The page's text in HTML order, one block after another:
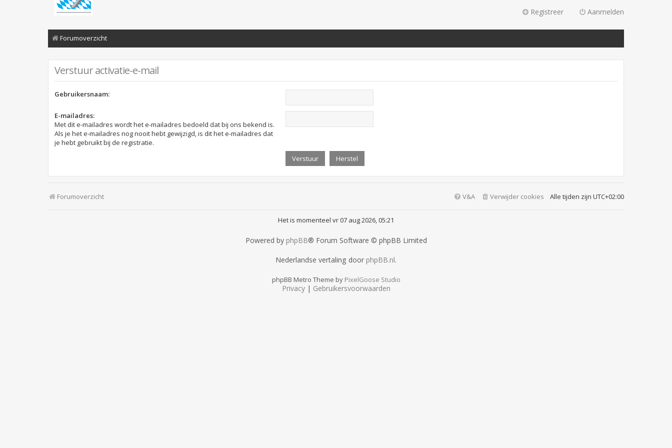
Aanmelden
Registreer
Forumoverzicht
Verstuur activatie-e-mail
Gebruikersnaam:
E-mailadres:
Met dit e-mailadres wordt het e-mailadres bedoeld dat bij ons bekend is.
Als je het e-mailadres nog nooit hebt gewijzigd, is dit het e-mailadres dat
je hebt gebruikt bij de registratie.
Forumoverzicht Alle tijden zijn UTC+02:00
Verwijder cookies
V&A
Het is momenteel vr 07 aug 2026, 05:21
Powered by phpBB® Forum Software © phpBB Limited
Nederlandse vertaling door phpBB.nl.
phpBB Metro Theme by PixelGoose Studio
Privacy| Gebruikersvoorwaarden